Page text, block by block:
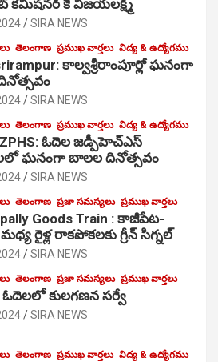
కమిషనర్ కే విజయలక్ష్మి
SIRA NEWS
తెలంగాణ ప్రముఖ వార్తలు విద్య & ఉద్యోగము
కాల్వశ్రీరాంపూర్లో ఘనంగా
SIRA NEWS
తెలంగాణ ప్రముఖ వార్తలు విద్య & ఉద్యోగము
ZPHS: ఓదెల జ‌డ్పీహెచ్ఎస్
ఘనంగా బాలల దినోత్సవం
SIRA NEWS
తెలంగాణ ప్రజా సమస్యలు ప్రముఖ వార్తలు
Goods Train : కాజీపేట-
రైళ్ల రాకపోకలకు గ్రీన్ సిగ్నల్
SIRA NEWS
తెలంగాణ ప్రజా సమస్యలు ప్రముఖ వార్తలు
ఓదెలలో కులగణన సర్వే
SIRA NEWS
తెలంగాణ ప్రముఖ వార్తలు విద్య & ఉద్యోగము